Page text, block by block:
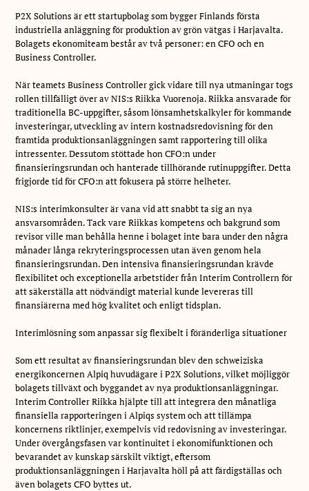
P2X Solutions är ett startupbolag som bygger Finlands första
industriella anläggning för produktion av grön vätgas i Harjavalta.
Bolagets ekonomiteam består av två personer: en CFO och en
Business Controller.
När teamets Business Controller gick vidare till nya utmaningar togs
rollen tillfälligt över av NIS:s Riikka Vuorenoja. Riikka ansvarade för
traditionella BC-uppgifter, såsom lönsamhetskalkyler för kommande
investeringar, utveckling av intern kostnadsredovisning för den
framtida produktionsanläggningen samt rapportering till olika
intressenter. Dessutom stöttade hon CFO:n under
finansieringsrundan och hanterade tillhörande rutinuppgifter. Detta
frigjorde tid för CFO:n att fokusera på större helheter.
NIS:s interimkonsulter är vana vid att snabbt ta sig an nya
ansvarsområden. Tack vare Riikkas kompetens och bakgrund som
revisor ville man behålla henne i bolaget inte bara under den några
månader långa rekryteringsprocessen utan även genom hela
finansieringsrundan. Den intensiva finansieringsrundan krävde
flexibilitet och exceptionella arbetstider från Interim Controllern för
att säkerställa att nödvändigt material kunde levereras till
finansiärerna med hög kvalitet och enligt tidsplan.
Interimlösning som anpassar sig flexibelt i föränderliga situationer
Som ett resultat av finansieringsrundan blev den schweiziska
energikoncernen Alpiq huvudägare i P2X Solutions, vilket möjliggör
bolagets tillväxt och byggandet av nya produktionsanläggningar.
Interim Controller Riikka hjälpte till att integrera den månatliga
finansiella rapporteringen i Alpiqs system och att tillämpa
koncernens riktlinjer, exempelvis vid redovisning av investeringar.
Under övergångsfasen var kontinuitet i ekonomifunktionen och
bevarandet av kunskap särskilt viktigt, eftersom
produktionsanläggningen i Harjavalta höll på att färdigställas och
även bolagets CFO byttes ut.